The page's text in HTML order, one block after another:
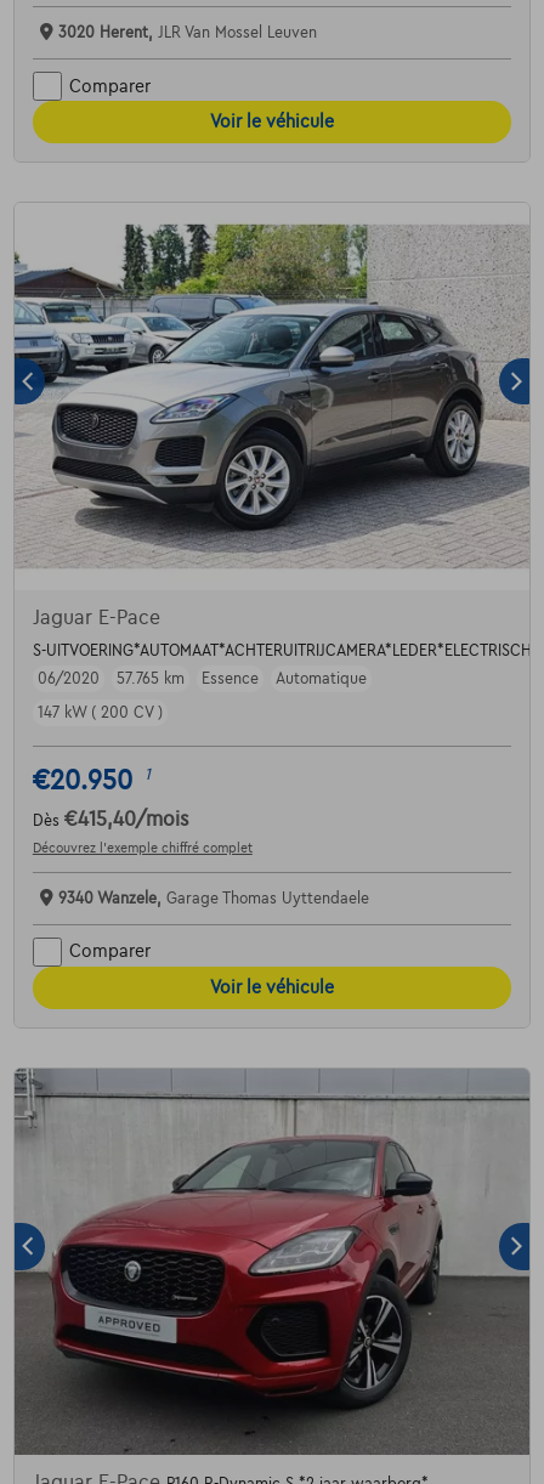
3020 Herent, JLR Van Mossel Leuven
Comparer
Voir le véhicule
Jaguar E-Pace
S-
06/2020
57.765 km Essence
Automatique
147 kW ( 200 CV )
€20.950 1
Dès €415,40/mois
Découvrez l’exemple chiffré complet
9340 Wanzele, Garage Thomas Uyttendaele
Comparer
Voir le véhicule